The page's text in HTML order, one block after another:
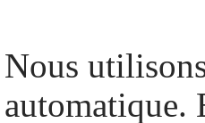
Nous
automatique.